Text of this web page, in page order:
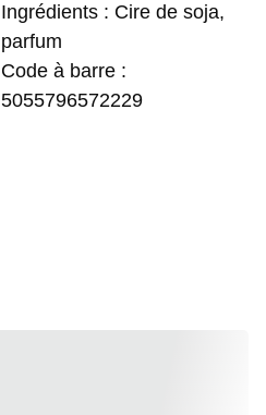
Ingrédients : Cire de soja,
parfum
Code à barre :
5055796572229